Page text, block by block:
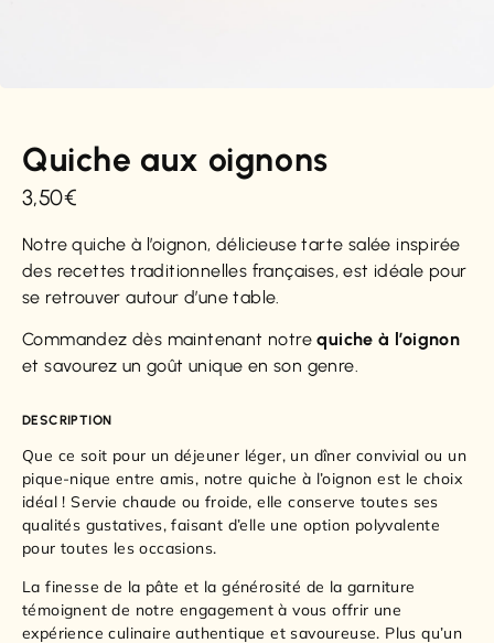
Quiche aux oignons
3,50€
Notre quiche à l’oignon, délicieuse tarte salée inspirée
des recettes traditionnelles françaises, est idéale pour
se retrouver autour d’une table.
Commandez dès maintenant notrequiche à l’oignon
et savourez un goût unique en son genre.
DESCRIPTION
Que ce soit pour un déjeuner léger, un dîner convivial ou un
pique-nique entre amis, notre quiche à l’oignon est le choix
idéal ! Servie chaude ou froide, elle conserve toutes ses
qualités gustatives, faisant d’elle une option polyvalente
pour toutes les occasions.
La finesse de la pâte et la générosité de la garniture
témoignent de notre engagement à vous offrir une
expérience culinaire authentique et savoureuse. Plus qu’un